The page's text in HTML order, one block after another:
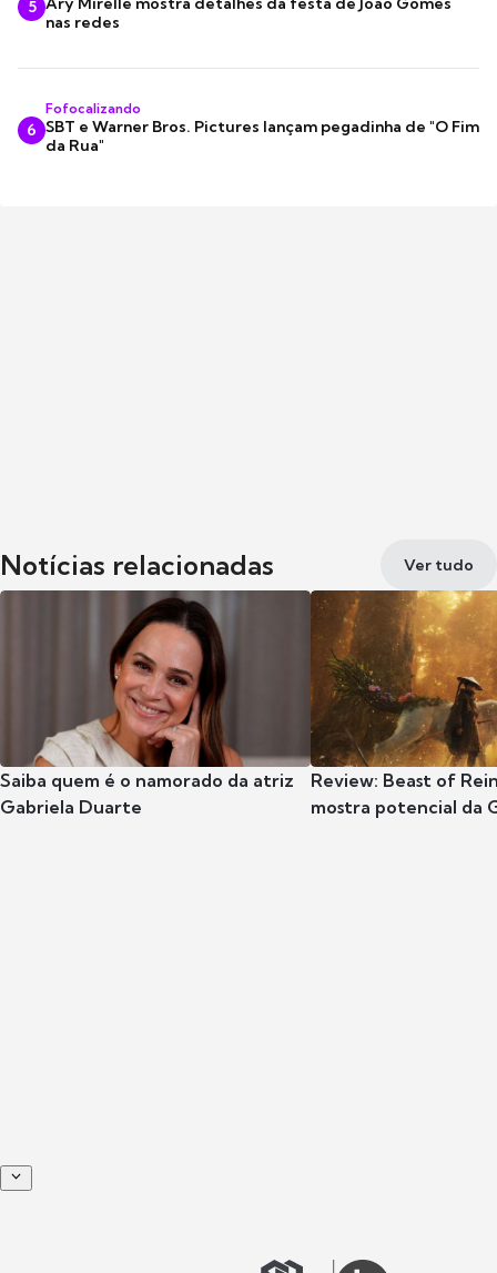
5
nas redes
6
Fofocalizando
SBT e Warner Bros. Pictures lançam pegadinha de "O Fim
da Rua"
Notícias relacionadas Ver tudo
Saiba quem é o namorado da atriz
Gabriela Duarte
Review: Beast of
mostra potencial da